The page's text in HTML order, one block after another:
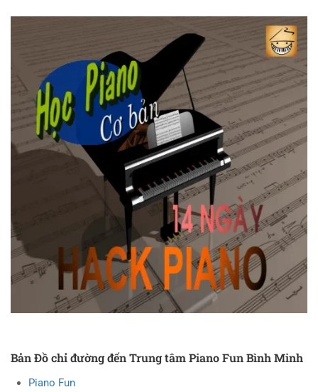
Bản Đồ chỉ đường đến Trung tâm Piano Fun Bình Minh
Piano Fun